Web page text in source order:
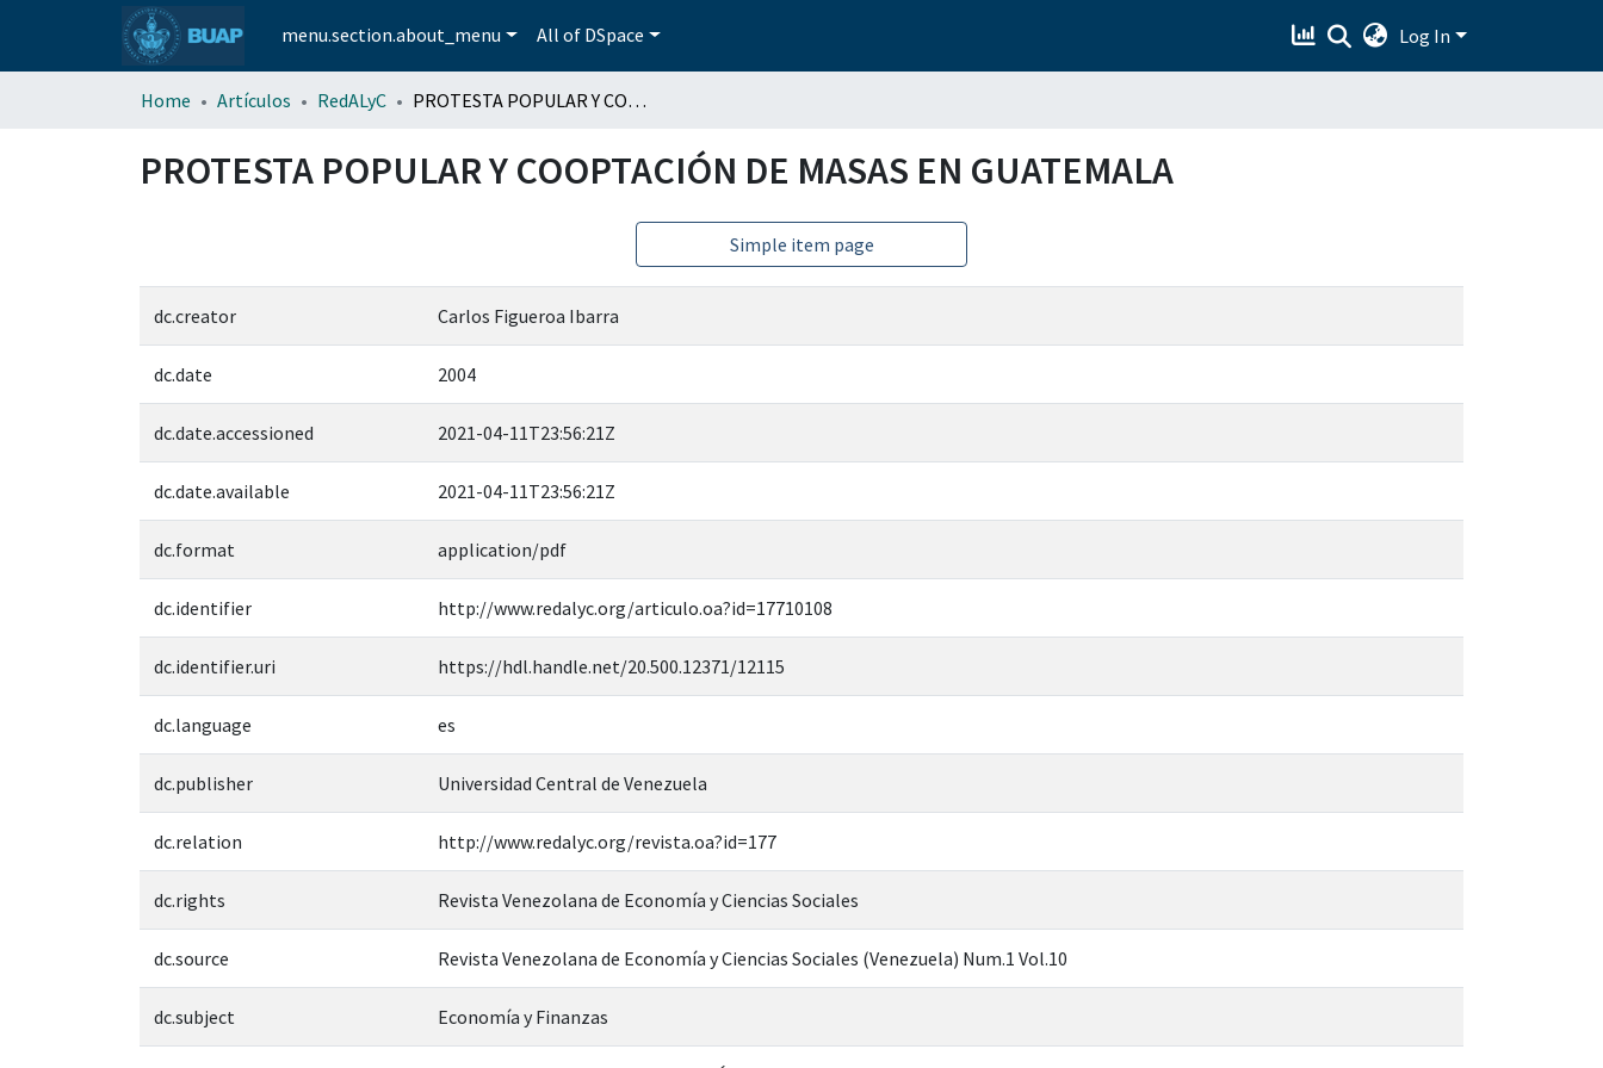
menu.section.about_menu All of DSpace Log In
Home Artículos RedALyC PROTESTA POPULAR Y COOPTACIÓN DE MASAS EN GUATEMALA
PROTESTA POPULAR Y COOPTACIÓN DE MASAS EN GUATEMALA
Simple item page
dc.creator Carlos Figueroa Ibarra
dc.date 2004
dc.date.accessioned 2021-04-11T23:56:21Z
dc.date.available 2021-04-11T23:56:21Z
dc.format application/pdf
dc.identifier http://www.redalyc.org/articulo.oa?id=17710108
dc.identifier.uri https://hdl.handle.net/20.500.12371/12115
dc.language es
dc.publisher Universidad Central de Venezuela
dc.relation http://www.redalyc.org/revista.oa?id=177
dc.rights Revista Venezolana de Economía y Ciencias Sociales
dc.source Revista Venezolana de Economía y Ciencias Sociales (Venezuela) Num.1 Vol.10
dc.subject Economía y Finanzas